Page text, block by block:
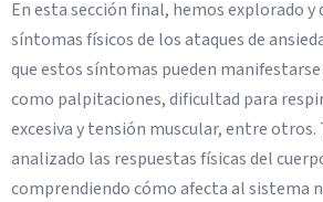
En esta sección final, hemos explorado y
síntomas físicos de los ataques de
que estos síntomas pueden
como palpitaciones, dificultad para
excesiva y tensión muscular, entre otros.
analizado las respuestas físicas del
comprendiendo cómo afecta al sistema